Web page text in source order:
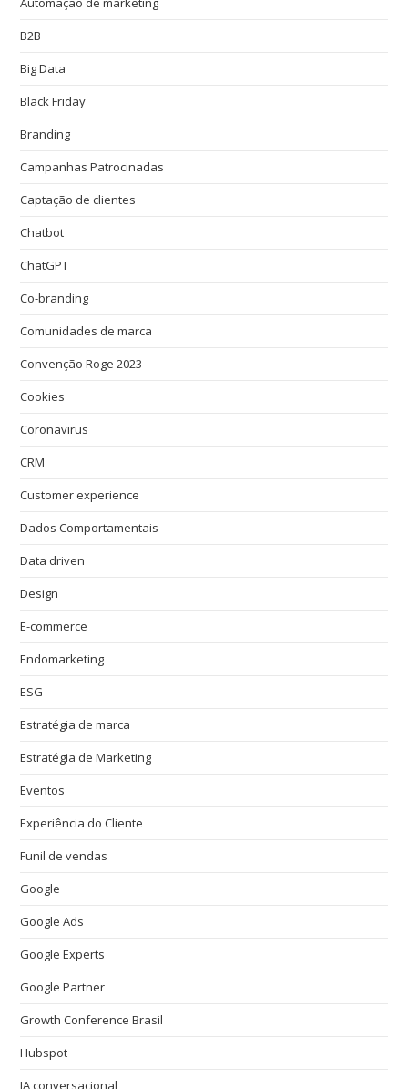
B2B
Big Data
Black Friday
Branding
Campanhas Patrocinadas
Captação de clientes
Chatbot
ChatGPT
Co-branding
Comunidades de marca
Convenção Roge 2023
Cookies
Coronavirus
CRM
Customer experience
Dados Comportamentais
Data driven
Design
E-commerce
Endomarketing
ESG
Estratégia de marca
Estratégia de Marketing
Eventos
Experiência do Cliente
Funil de vendas
Google
Google Ads
Google Experts
Google Partner
Growth Conference Brasil
Hubspot
IA conversacional